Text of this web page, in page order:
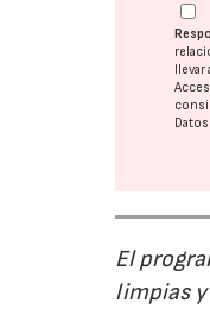
Datos
El
limpias